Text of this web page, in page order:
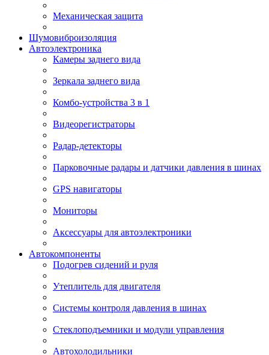
Механическая защита
Шумовиброизоляция
Автоэлектроника
Камеры заднего вида
Зеркала заднего вида
Комбо-устройства 3 в 1
Видеорегистраторы
Радар-детекторы
Парковочные радары и датчики давления в шинах
GPS навигаторы
Мониторы
Аксессуары для автоэлектроники
Автокомпоненты
Подогрев сидений и руля
Утеплитель для двигателя
Системы контроля давления в шинах
Стеклоподъемники и модули управления
Автохолодильники